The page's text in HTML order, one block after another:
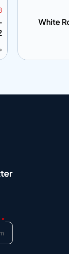
Multi-
Container 2
*